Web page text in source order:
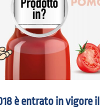
è entrato in vigore